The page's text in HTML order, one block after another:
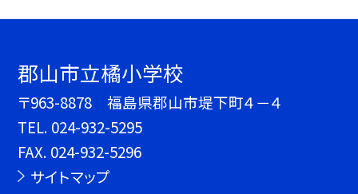
郡山市立橘小学校
〒963-8878 福島県郡山市堤下町４－４
TEL. 024-932-5295
FAX. 024-932-5296
サイトマップ